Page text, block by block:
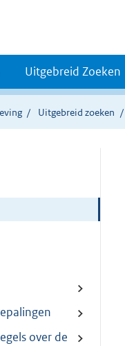
Uitgebreid Zoeken
Uitgebreid zoeken
over de